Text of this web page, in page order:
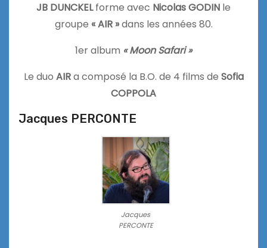
JB DUNCKELforme avec Nicolas GODIN le
groupe « AIR »dans les années 80.
1er album « Moon Safari »
Le duo AIRa composé la B.O. de 4 films de Sofia
COPPOLA
Jacques PERCONTE
Jacques
PERCONTE